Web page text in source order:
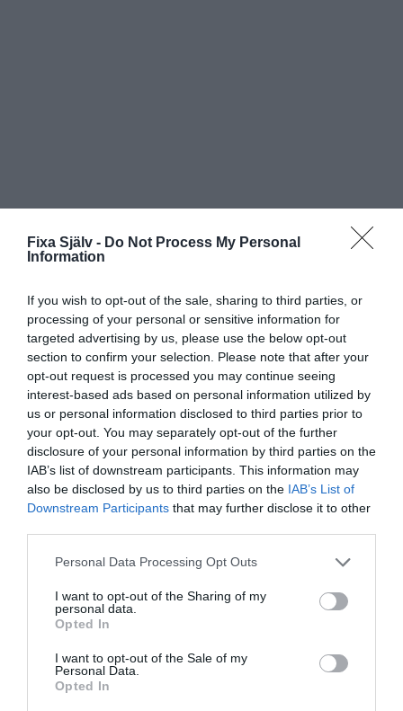
Fixa Själv - Do Not Process My Personal
Information
If you wish to opt-out of the sale, sharing to third parties, or
processing of your personal or sensitive information for
targeted advertising by us, please use the below opt-out
section to confirm your selection. Please note that after your
opt-out request is processed you may continue seeing
interest-based ads based on personal information utilized by
us or personal information disclosed to third parties prior to
your opt-out. You may separately opt-out of the further
disclosure of your personal information by third parties on the
IAB’s list of downstream participants. This information may
also be disclosed by us to third parties on the IAB’s List of
Downstream Participants that may further disclose it to other
Personal Data Processing Opt Outs
I want to opt-out of the Sharing of my
personal data.
Opted In
I want to opt-out of the Sale of my
Personal Data.
Opted In
{} [+]
COMMENTS